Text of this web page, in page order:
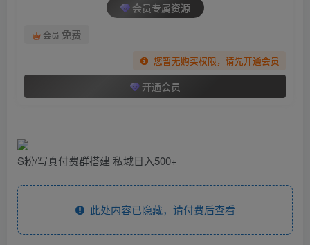
会员专属资源
会员 免费
您暂无购买权限，请先开通会员
开通会员
S粉/写真付费群搭建 私域日入500+
此处内容已隐藏，请付费后查看